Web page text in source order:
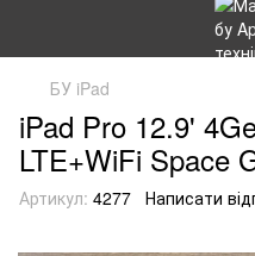
БУ iPad
iPad Pro 12.9'
LTE+WiFi Space
Артикул: 4277 Написати